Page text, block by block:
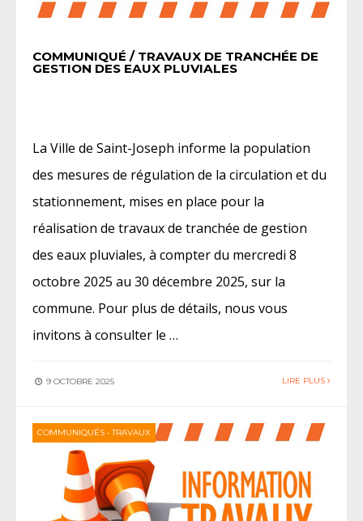
COMMUNIQUÉ / TRAVAUX DE TRANCHÉE DE
GESTION DES EAUX PLUVIALES
La Ville de Saint-Joseph informe la population
des mesures de régulation de la circulation et du
stationnement, mises en place pour la
réalisation de travaux de tranchée de gestion
des eaux pluviales, à compter du mercredi 8
octobre 2025 au 30 décembre 2025, sur la
commune. Pour plus de détails, nous vous
invitons à consulter le …
9 OCTOBRE 2025 LIRE PLUS
COMMUNIQUÉS •TRAVAUX